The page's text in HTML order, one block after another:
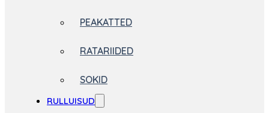
PEAKATTED
RATARIIDED
SOKID
RULLUISUD